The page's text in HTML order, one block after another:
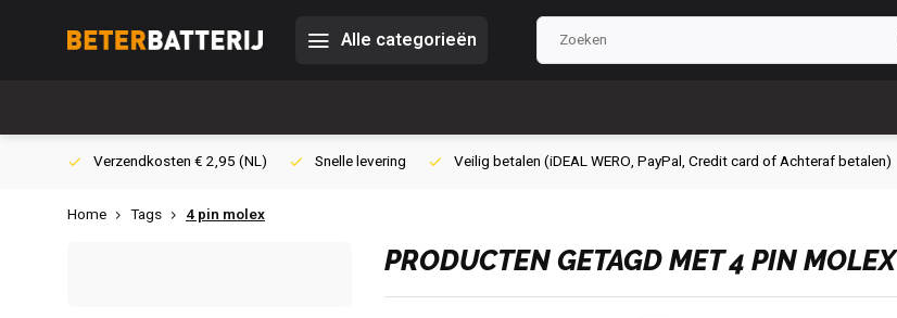
Alle categorieën
Verzendkosten € 2,95 (NL) Snelle levering Veilig betalen (iDEAL WERO, PayPal, Credit card of Achteraf betalen)
Home Tags 4 pin molex
PRODUCTEN GETAGD MET 4 PIN MOLEX